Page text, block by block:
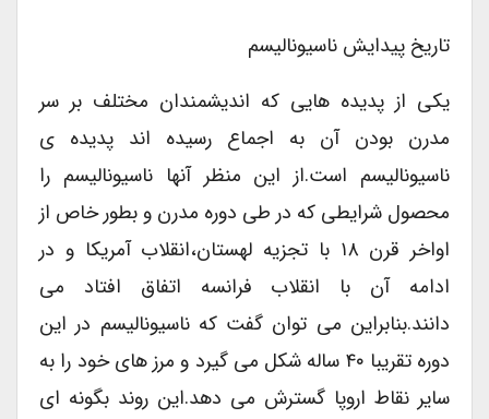
تاریخ پیدایش ناسیونالیسم
یکی از پدیده هایی که اندیشمندان مختلف بر سر
مدرن بودن آن به اجماع رسیده اند پدیده ی
ناسیونالیسم است.از این منظر آنها ناسیونالیسم را
محصول شرایطی که در طی دوره مدرن و بطور خاص از
اواخر قرن ۱۸ با تجزیه لهستان،انقلاب آمریکا و در
ادامه آن با انقلاب فرانسه اتفاق افتاد می
دانند.بنابراین می توان گفت که ناسیونالیسم در این
دوره تقریبا ۴۰ ساله شکل می گیرد و مرز های خود را به
سایر نقاط اروپا گسترش می دهد.این روند بگونه ای